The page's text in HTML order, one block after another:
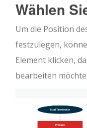
Wählen
Um die Position
festzulegen,
Element klicken,
bearbeiten